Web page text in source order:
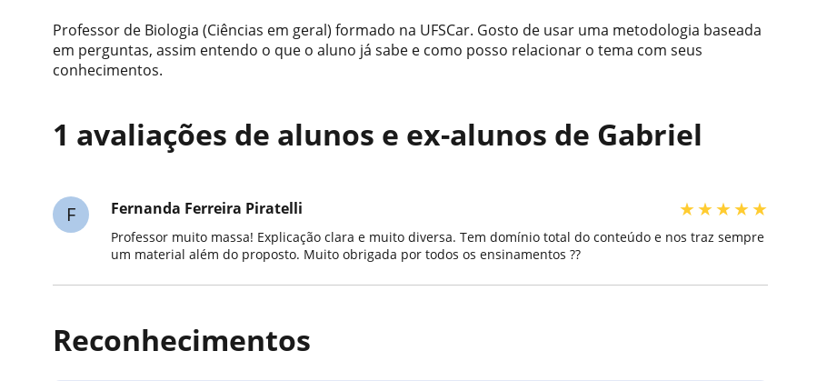
Professor de Biologia (Ciências em geral) formado na UFSCar. Gosto de usar uma metodologia baseada
em perguntas, assim entendo o que o aluno já sabe e como posso relacionar o tema com seus
conhecimentos.
1 avaliações de alunos e ex-alunos de Gabriel
F Fernanda Ferreira Piratelli ★★★★★
Professor muito massa! Explicação clara e muito diversa. Tem domínio total do conteúdo e nos traz sempre
um material além do proposto. Muito obrigada por todos os ensinamentos ??
Reconhecimentos